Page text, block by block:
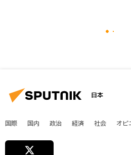
日本
国際 国内 政治 経済 社会 オピ